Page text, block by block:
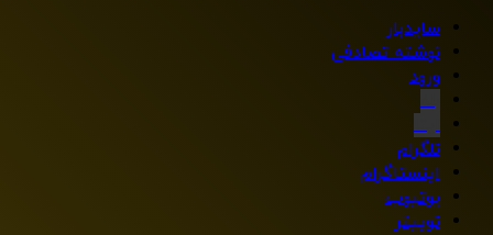
سایدبار
نوشته تصادفی
ورود
بله
ایتا
تلگرام
اینستاگرام
یوتیوب
توییتر